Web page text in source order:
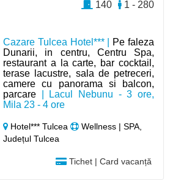
Cazare Tulcea Hotel*** |
Pe faleza
Dunarii, in centru, Centru Spa,
restaurant a la carte, bar cocktail,
terase lacustre, sala de petreceri,
camere cu panorama si balcon,
parcare | Lacul Nebunu - 3 ore,
Mila 23 - 4 ore
Hotel*** Tulcea
Wellness | SPA,
Județul Tulcea
Tichet | Card vacanță
1 - 280
140